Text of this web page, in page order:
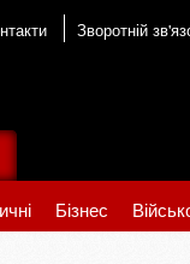
Зворотній
Бізнес